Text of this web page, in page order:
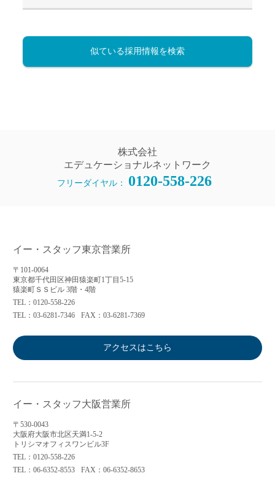
似ている採用情報を検索
株式会社
エデュケーショナルネットワーク
フリーダイヤル： 0120-558-226
イー・スタッフ東京営業所
〒101-0064
東京都千代田区神田猿楽町1丁目5-15
猿楽町ＳＳビル 3階・4階
TEL：0120-558-226
TEL：03-6281-7346
FAX：03-6281-7369
アクセスはこちら
イー・スタッフ大阪営業所
〒530-0043
大阪府大阪市北区天満1-5-2
トリシマオフィスワンビル3F
TEL：0120-558-226
TEL：06-6352-8553
FAX：06-6352-8653